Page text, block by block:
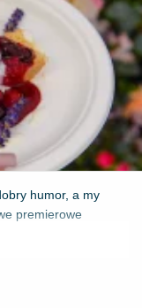
humor, a my
premierowe